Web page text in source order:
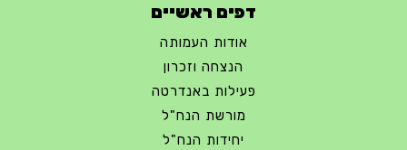
דפים ראשיים
אודות העמותה
הנצחה וזכרון
פעילות באנדרטה
מורשת הנח"ל
יחידות הנח"ל